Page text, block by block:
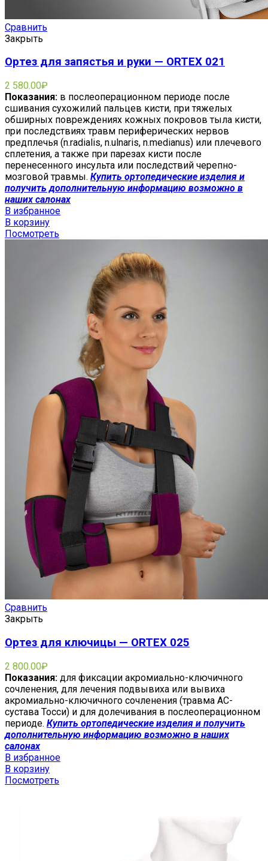
Сравнить
Закрыть
Ортез для запястья и руки — ORTEX 021
2 580.00₽
Показания: в послеоперационном периоде после
сшивания сухожилий пальцев кисти, при тяжелых
обширных повреждениях кожных покровов тыла кисти,
при последствиях травм периферических нервов
предплечья (n.radialis, n.ulnaris, n.medianus) или плечевого
сплетения, а также при парезах кисти после
перенесенного инсульта или последствий черепно-
мозговой травмы. Купить ортопедические изделия и
получить дополнительную информацию возможно в
наших салонах
В избранное
В корзину
Посмотреть
Сравнить
Закрыть
Ортез для ключицы — ORTEX 025
2 800.00₽
Показания: для фиксации акромиально-ключичного
сочленения, для лечения подвывиха или вывиха
акромиально-ключичного сочленения (травма АС-
сустава Тосси) и для долечивания в послеоперационном
периоде. Купить ортопедические изделия и получить
дополнительную информацию возможно в наших
салонах
В избранное
В корзину
Посмотреть